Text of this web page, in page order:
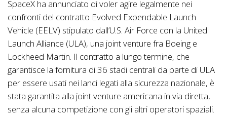
SpaceX ha annunciato di voler agire legalmente nei
confronti del contratto Evolved Expendable Launch
Vehicle (EELV) stipulato dall’U.S. Air Force con la United
Launch Alliance (ULA), una joint venture fra Boeing e
Lockheed Martin. Il contratto a lungo termine, che
garantisce la fornitura di 36 stadi centrali da parte di ULA
per essere usati nei lanci legati alla sicurezza nazionale, è
stata garantita alla joint venture americana in via diretta,
senza alcuna competizione con gli altri operatori spaziali.